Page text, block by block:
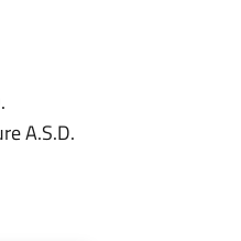
A.S.D.